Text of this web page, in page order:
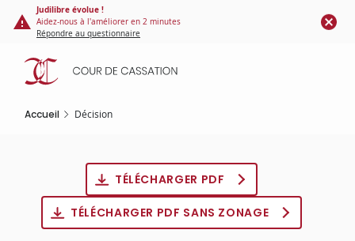
Panneau de gestion des cookies
contenu
principal
Judilibre évolue !
Aidez-nous à l'améliorer en 2 minutes
Répondre au questionnaire
Accueil Décision
TÉLÉCHARGER PDF
TÉLÉCHARGER PDF SANS ZONAGE